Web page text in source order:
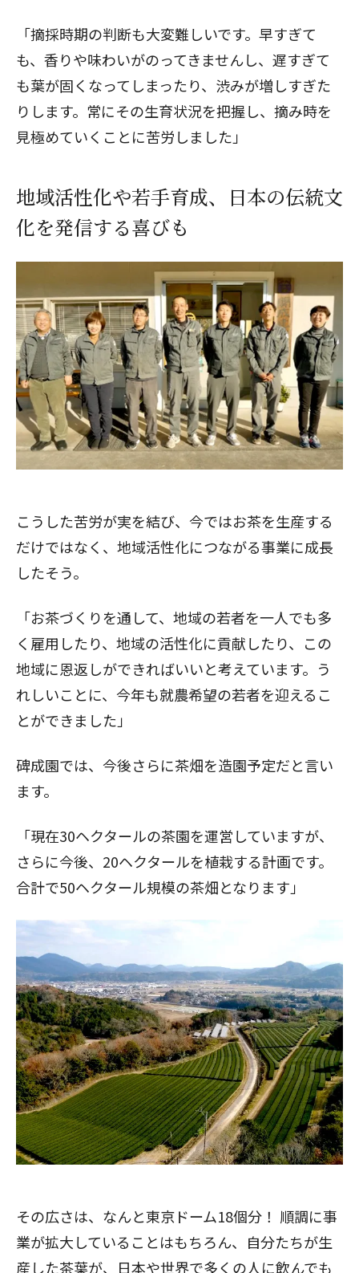
「摘採時期の判断も大変難しいです。早すぎて
も、香りや味わいがのってきませんし、遅すぎて
も葉が固くなってしまったり、渋みが増しすぎた
りします。常にその生育状況を把握し、摘み時を
見極めていくことに苦労しました」
地域活性化や若手育成、日本の伝統文
化を発信する喜びも
こうした苦労が実を結び、今ではお茶を生産する
だけではなく、地域活性化につながる事業に成長
したそう。
「お茶づくりを通して、地域の若者を一人でも多
く雇用したり、地域の活性化に貢献したり、この
地域に恩返しができればいいと考えています。う
れしいことに、今年も就農希望の若者を迎えるこ
とができました」
碑成園では、今後さらに茶畑を造園予定だと言い
ます。
「現在30ヘクタールの茶園を運営していますが、
さらに今後、20ヘクタールを植栽する計画です。
合計で50ヘクタール規模の茶畑となります」
その広さは、なんと東京ドーム18個分！ 順調に事
業が拡大していることはもちろん、自分たちが生
産した茶葉が、日本や世界で多くの人に飲んでも